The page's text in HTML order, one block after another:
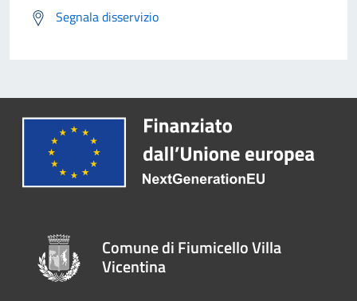
Segnala disservizio
Comune di Fiumicello Villa
Vicentina